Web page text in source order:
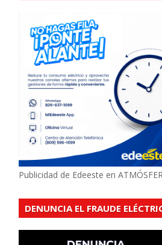
Publicidad de Edeeste en
DENUNCIA EL FRAUDE